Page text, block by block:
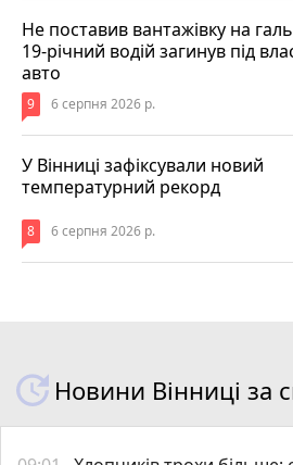
Не поставив вантажівку на
19-річний водій загинув під
авто
9 6 серпня 2026 р.
У Вінниці зафіксували новий
температурний рекорд
8 6 серпня 2026 р.
Новини Вінниці за